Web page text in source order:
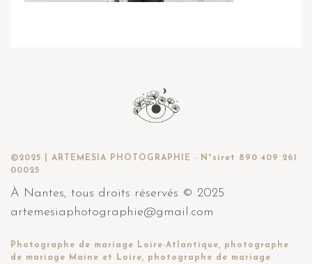
©2025 | ARTEMESIA PHOTOGRAPHIE - N°siret 890 409 261
00025
À Nantes, tous droits réservés © 2025
artemesiaphotographie@gmail.com
Photographe de mariage Loire-Atlantique, photographe
de mariage Maine et Loire, photographe de mariage